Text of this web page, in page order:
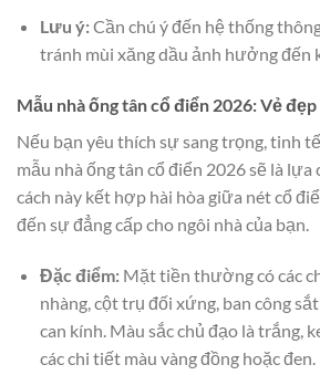
Lưu ý:Cần chú ý đến hệ thống
tránh mùi xăng dầu ảnh hưởng đến
Mẫu nhà ống tân cổ điển 2026: Vẻ
Nếu bạn yêu thích sự sang trọng, tinh
mẫu nhà ống tân cổ điển 2026 sẽ là
cách này kết hợp hài hòa giữa nét cổ
đến sự đẳng cấp cho ngôi nhà của bạn.
Đặc điểm:Mặt tiền thường có các
nhàng, cột trụ đối xứng, ban công
can kính. Màu sắc chủ đạo là trắng,
các chi tiết màu vàng đồng hoặc đen.